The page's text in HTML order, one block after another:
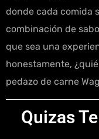
donde cada comida
combinación de
que sea una
honestamente,
pedazo de carne
Quizas